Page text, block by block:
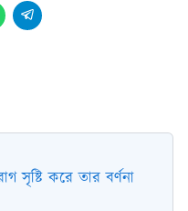
সৃষ্টি করে তার বর্ণনা